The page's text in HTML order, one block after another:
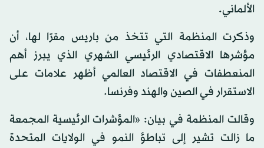
الألماني.
وذكرت المنظمة التي تتخذ من باريس مقرًا لها، أن
مؤشرها الاقتصادي الرئيسي الشهري الذي يبرز أهم
المنعطفات في الاقتصاد العالمي أظهر علامات على
الاستقرار في الصين والهند وفرنسا.
وقالت المنظمة في بيان: «المؤشرات الرئيسية المجمعة
ما زالت تشير إلى تباطؤ النمو في الولايات المتحدة